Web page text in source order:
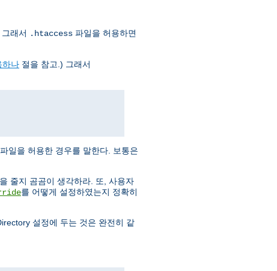
래서 .htaccess 파일을 허용하면
하나 절을 참고.) 그래서
파일을 허용한 경우를 말한다. 보통은
줄지 곰곰이 생각하라. 또, 사용자
를 어떻게 설정하였는지 정확히
설정에 두는 것은 완전히 같